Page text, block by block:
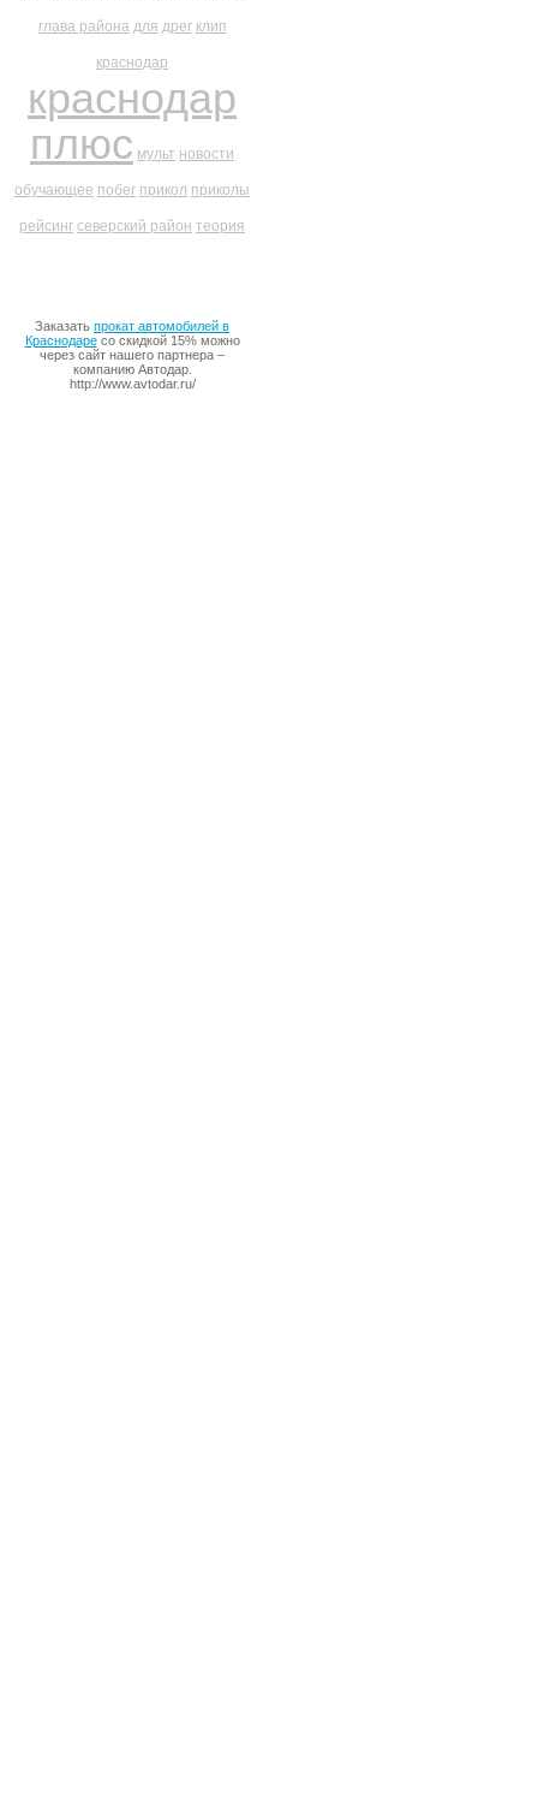
глава района для дрег клип
краснодар
краснодар
плюс мульт новости
обучающее побег прикол приколы
рейсинг северский район теория
Заказать прокат автомобилей в
Краснодаресо скидкой 15% можно
через сайт нашего партнера –
компанию Автодар.
http://www.avtodar.ru/